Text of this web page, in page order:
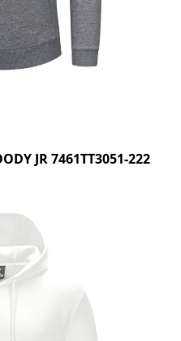
JR 7461TT3051-222